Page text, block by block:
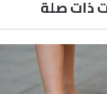
ذات صلة